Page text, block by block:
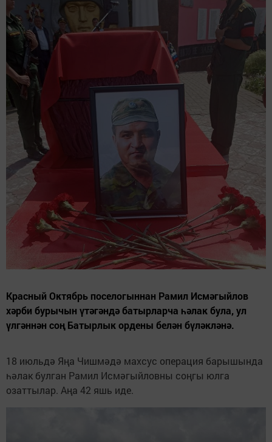
Красный Октябрь поселогыннан Рамил Исмәгыйлов
хәрби бурычын үтәгәндә батырларча һәлак була, ул
үлгәннән соң Батырлык ордены белән бүләкләнә.
18 июльдә Яңа Чишмәдә махсус операция барышында
һәлак булган Рамил Исмәгыйловны соңгы юлга
озаттылар. Аңа 42 яшь иде.